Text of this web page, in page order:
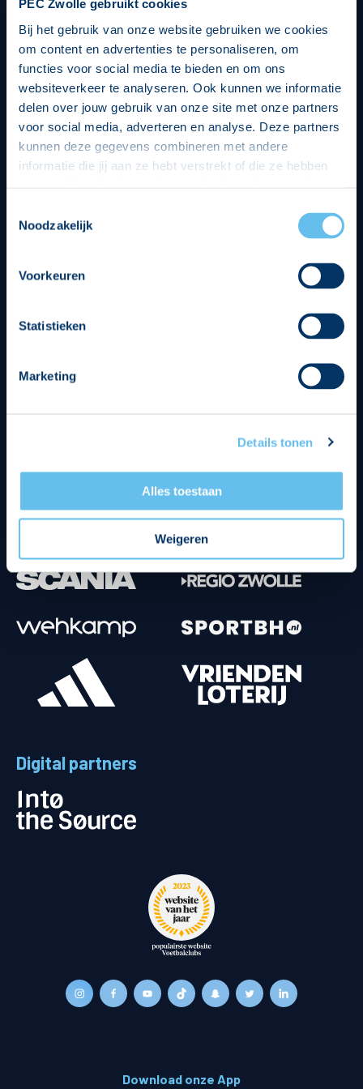
PEC Zwolle gebruikt cookies
Bij het gebruik van onze website gebruiken we cookies
om content en advertenties te personaliseren, om
functies voor social media te bieden en om ons
websiteverkeer te analyseren. Ook kunnen we informatie
delen over jouw gebruik van onze site met onze partners
voor social media, adverteren en analyse. Deze partners
kunnen deze gegevens combineren met andere
informatie die jij aan ze hebt verstrekt of die ze hebben
op een veilige en integere wijze. Je kunt je toestemming
beheren op de privacy- en cookieverklaring pagina.
Noodzakelijk
Voorkeuren
Statistieken
Marketing
Details tonen
Alles toestaan
Weigeren
Digital partners
Download onze App